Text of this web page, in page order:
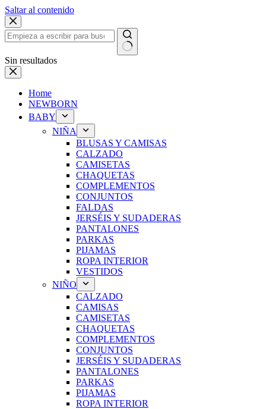
Saltar al contenido
Sin resultados
Home
NEWBORN
BABY
NIÑA
BLUSAS Y CAMISAS
CALZADO
CAMISETAS
CHAQUETAS
COMPLEMENTOS
CONJUNTOS
FALDAS
JERSÉIS Y SUDADERAS
PANTALONES
PARKAS
PIJAMAS
ROPA INTERIOR
VESTIDOS
NIÑO
CALZADO
CAMISAS
CAMISETAS
CHAQUETAS
COMPLEMENTOS
CONJUNTOS
JERSÉIS Y SUDADERAS
PANTALONES
PARKAS
PIJAMAS
ROPA INTERIOR